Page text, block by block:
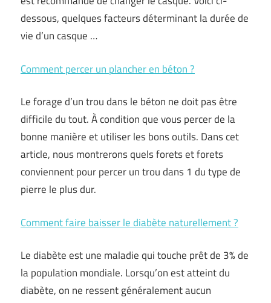
dessous, quelques facteurs déterminant la durée de
vie d’un casque …
Comment percer un plancher en béton ?
Le forage d’un trou dans le béton ne doit pas être
difficile du tout. À condition que vous percer de la
bonne manière et utiliser les bons outils. Dans cet
article, nous montrerons quels forets et forets
conviennent pour percer un trou dans 1 du type de
pierre le plus dur.
Comment faire baisser le diabète naturellement ?
Le diabète est une maladie qui touche prêt de 3% de
la population mondiale. Lorsqu’on est atteint du
diabète, on ne ressent généralement aucun